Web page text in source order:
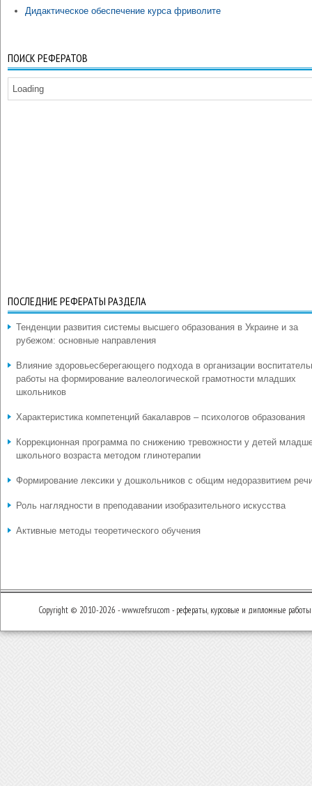
Дидактическое обеспечение курса фриволите
ПОИСК РЕФЕРАТОВ
Loading
ПОСЛЕДНИЕ РЕФЕРАТЫ РАЗДЕЛА
Тенденции развития системы высшего образования в Украине и за
рубежом: основные направления
Влияние здоровьесберегающего подхода в организации
работы на формирование валеологической грамотности младших
школьников
Характеристика компетенций бакалавров – психологов образования
Коррекционная программа по снижению тревожности у детей
школьного возраста методом глинотерапии
Формирование лексики у дошкольников с общим недоразвитием
Роль наглядности в преподавании изобразительного искусства
Активные методы теоретического обучения
Copyright © 2010-2026 - www.refsru.com - рефераты, курсовые и дипломные работы